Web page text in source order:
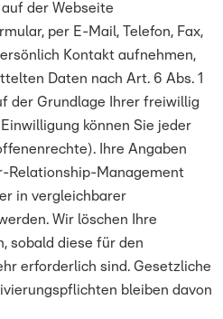
der Webseite
per E-Mail, Telefon, Fax,
Kontakt aufnehmen,
Daten nach Art. 6 Abs. 1
der Grundlage Ihrer freiwillig
können Sie jeder
Ihre Angaben
Relationship-Management
in vergleichbarer
Wir löschen Ihre
sobald diese für den
erforderlich sind. Gesetzliche
bleiben davon